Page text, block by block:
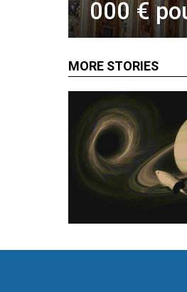
000 €
MORE STORIES